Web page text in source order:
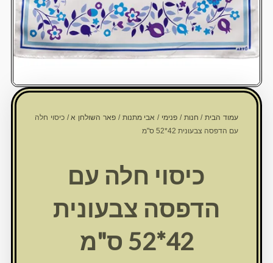
עמוד הבית/חנות/פנימי/אבי מתנות/פאר השולחן א/ כיסוי חלה
עם הדפסה צבעונית 42*52 ס"מ
כיסוי חלה עם
הדפסה צבעונית
42*52 ס"מ